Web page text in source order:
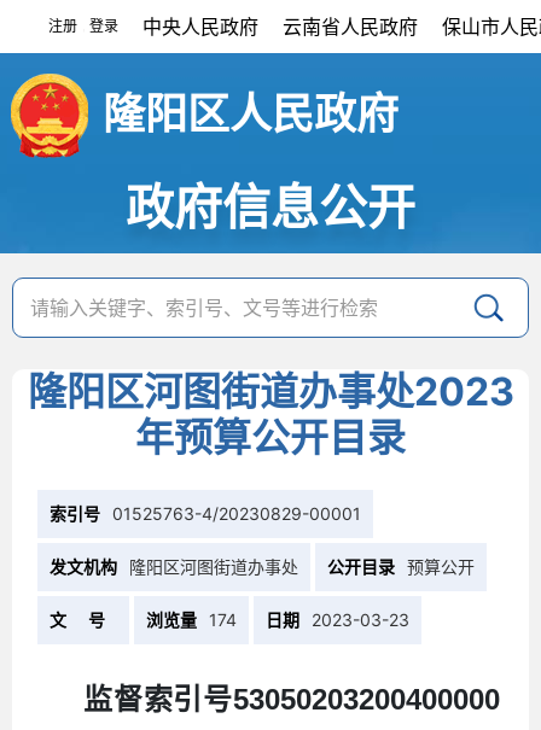
注册 登录 中央人民政府 云南省人民政府 保山市人
隆阳区人民政府
政府信息公开
隆阳区河图街道办事处2023
年预算公开目录
索引号 01525763-4/20230829-00001
发文机构 隆阳区河图街道办事处 公开目录 预算公开
文 号 浏览量 174 日期 2023-03-23
监督索引号53050203200400000